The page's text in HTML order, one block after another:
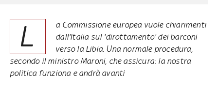
L
a Commissione europea vuole chiarimenti
dall'Italia sul 'dirottamento' dei barconi
verso la Libia. Una normale procedura,
secondo il ministro Maroni, che assicura: la nostra
politica funziona e andrà avanti